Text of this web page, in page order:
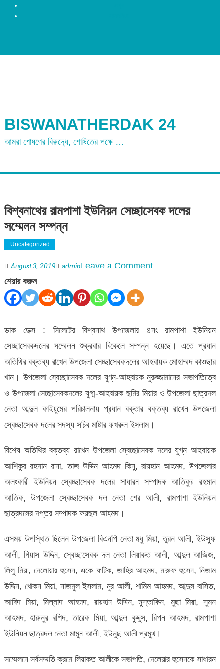
BISWANATHERDAK 24
আমরা শোষণের বিরুদ্ধে, শোষিতের পক্ষে …
বিশ্বনাথের রামপাশা ইউনিয়ন সেচ্ছাসেবক দলের
সম্মেলন সম্পন্ন
Uncategorized
August 3, 2019 adminLeave a Commenton
সেচ্ছাসেবক
দলের
সম্মেলন
সম্পন্ন
শেয়ার করুন
ডাক ডেক্স : সিলেটের বিশ্বনাথ উপজেলার ৪নং রামপাশা ইউনিয়ন
সেচ্ছাসেবকদলের সম্মেলন শুক্রবার বিকেলে সম্পন্ন হয়েছে। এতে প্রধান
অতিথির বক্তব্য রাখেন উপজেলা সেচ্ছাসেবকদলের আহবায়ক মোহাম্মদ কাওছার
খান। উপজেলা স্বেচ্ছাসেবক দলের যুগ্ন-আহবায়ক নুরুজ্জামানের সভাপতিত্বে
ও উপজেলা সেচ্ছাসেবকদলের যুগ্ম-আহবায়ক ছমির মিয়ার ও উপজেলা ছাত্রদল
নেতা আব্দুল কাইয়ুমের পরিচালনায় প্রধান বক্তার বক্তব্য রাখেন উপজেলা
স্বেচ্ছাসেবক দলের সদস্য সচিব মাষ্টার ফখরুল ইসলাম।
বিশেষ অতিথির বক্তব্য রাখেন উপজেলা স্বেচ্ছাসেবক দলের যুগ্ন আহবায়ক
আশিকুর রহমান রানা, তাজ উদ্দিন আহমদ কিনু, রায়হান আহমদ, উপজেলার
অলংকারী ইউনিয়ন স্বেচ্ছাসেবক দলের সাধারন সম্পাদক আতিকুর রহমান
আতিক, উপজেলা স্বেচ্ছাসেবক দল নেতা শের আলী, রামপাশা ইউনিয়ন
ছাত্রদলের দপ্তর সম্পাদক ফয়ছল আহমদ।
এসময় উপস্থিত ছিলেন উপজেলা বিএনপি নেতা মধু মিয়া, তুরন আলী, ইউসুফ
আলী, গিয়াস উদ্দিন, স্বেচ্ছাসেবক দল নেতা লিয়াকত আলী, আব্দুল আজিজ,
লিলু মিয়া, দেলোয়ার হুসেন, একে ফটিক, জাহির আহমদ, মারুফ হুসেন, নিজাম
উদ্দিন, খোকন মিয়া, নাজমুল ইসলাম, নুর আলী, শামিম আহমদ, আব্দুল বাসিত,
আবিদ মিয়া, মিল্লাদ আহমদ, রায়হান উদ্দিন, মুস্তাকিন, মুছা মিয়া, সুমন
আহমদ, হারুনুর রশিদ, তারেক মিয়া, আব্দুল কুদ্দুস, রিপন আহমদ, রামপাশা
ইউনিয়ন ছাত্রদল নেতা মামুন আলী, ইউনুছ আলী প্রমুখ।
সম্মেলনে সর্বসম্মতি ক্রমে লিয়াকত আলীকে সভাপতি, দেলেয়ার হুসেনকে সাধারন